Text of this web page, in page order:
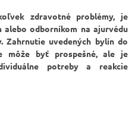
zdravotné problémy, je
odborníkom na ajurvédu
Zahrnutie uvedených bylín do
môže byť prospešné, ale je
potreby a reakcie